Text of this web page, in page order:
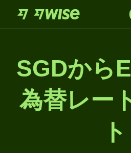
SGDから
為替レー
ト